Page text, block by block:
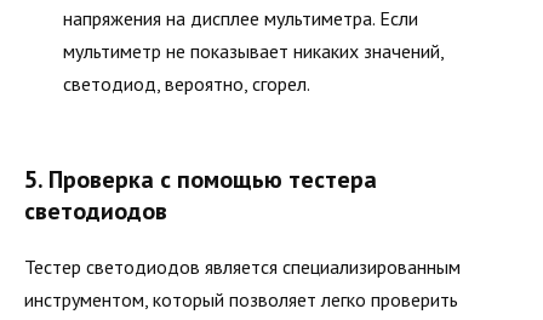
напряжения на дисплее мультиметра. Если
мультиметр не показывает никаких значений,
светодиод, вероятно, сгорел.
5. Проверка с помощью тестера
светодиодов
Тестер светодиодов является специализированным
инструментом, который позволяет легко проверить